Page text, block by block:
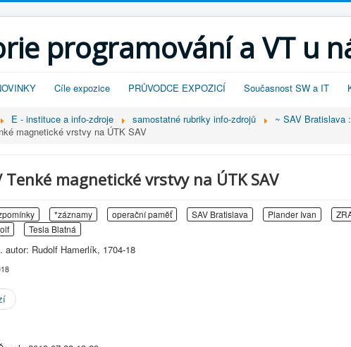
programování a VT u
Cíle expozice PRŮVODCE EXPOZICÍ Současnost SW a IT
E - instituce a info-zdroje samostatné rubriky info-zdrojů
~ SAV Bratislava
magnetické vrstvy na ÚTK SAV
Tenké magnetické vrstvy na ÚTK SAV
*záznamy operační paměť SAV Bratislava Plander Ivan
Tesla Blatná
autor: Rudolf Hamerlík, 1704-18